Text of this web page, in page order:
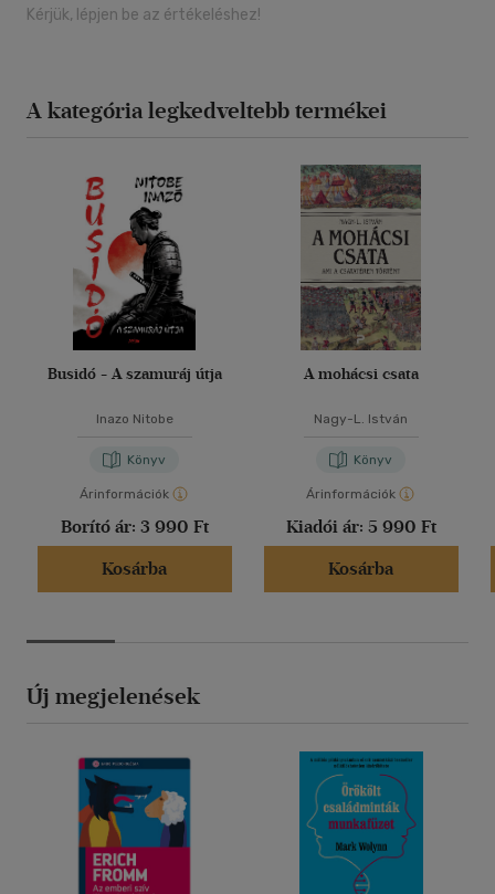
Kérjük, lépjen be az értékeléshez!
A kategória legkedveltebb termékei
Busidó - A szamuráj útja
Inazo Nitobe
Könyv
Árinformációk
Borító ár: 3 990 Ft
Kosárba
A mohácsi csata
Nagy-L. István
Könyv
Árinformációk
Kiadói ár: 5 990 Ft
Kosárba
Új megjelenések